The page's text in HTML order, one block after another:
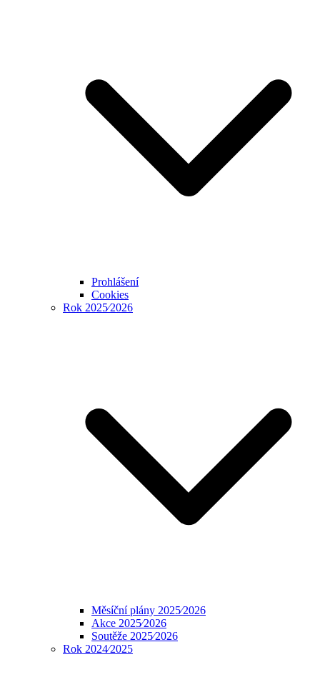
Prohlášení
Cookies
Rok 2025⁄2026
Měsíční plány 2025⁄2026
Akce 2025⁄2026
Soutěže 2025⁄2026
Rok 2024⁄2025